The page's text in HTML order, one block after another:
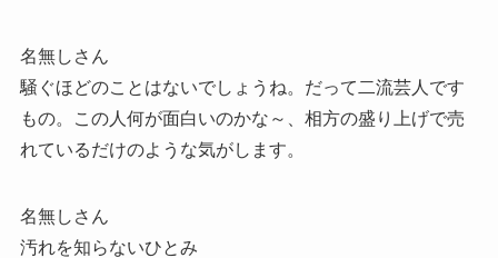
名無しさん
騒ぐほどのことはないでしょうね。だって二流芸人です
もの。この人何が面白いのかな～、相方の盛り上げで売
れているだけのような気がします。
名無しさん
汚れを知らないひとみ